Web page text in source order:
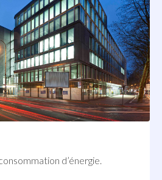
d’énergie.